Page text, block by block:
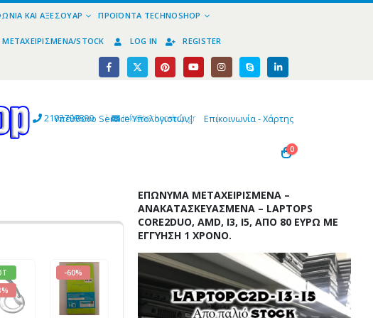
ΚΑΙ ΑΞΕΣΟΥΆΡ ΠΡΟΪΌΝΤΑ TECHNOSHOP
ΜΕΤΑΧΕΙΡΙΣΜΈΝΑ/STOCK LOG IN REGISTER
2102799890 | info@technoshop,gr |
Υπεύθυνο Service Υπολογιστών| Επικοινωνία - Χάρτης
0
-60%
ΕΠΏΝΥΜΑ ΜΕΤΑΧΕΙΡΙΣΜΈΝΑ –
ΑΝΑΚΑΤΑΣΚΕΥΑΣΜΈΝΑ – LAPTOPS
CORE2DUO, AMD, I3, I5, ΑΠΌ 80 ΕΥΡΏ ΜΕ
ΕΓΓΎΗΣΗ 1 ΧΡΌΝΟ.